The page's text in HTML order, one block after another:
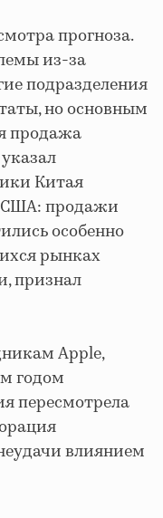
прогноза.
из-за
подразделения
но основным
продажа
Китая
США: продажи
особенно
рынках
признал
Apple,
годом
пересмотрела
влиянием